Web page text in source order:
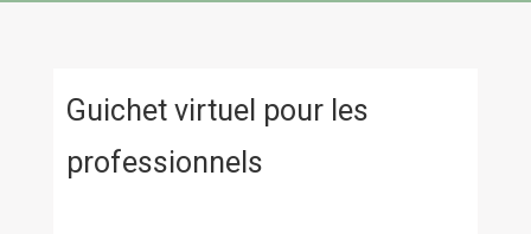
Guichet virtuel pour les
professionnels